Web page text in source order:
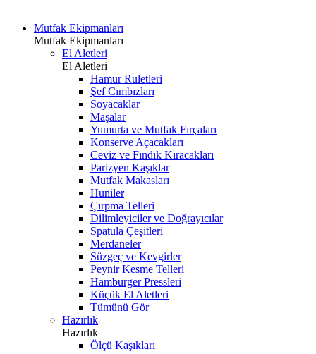
Mutfak Ekipmanları
Mutfak Ekipmanları
El Aletleri
El Aletleri
Hamur Ruletleri
Şef Cımbızları
Soyacaklar
Maşalar
Yumurta ve Mutfak Fırçaları
Konserve Açacakları
Ceviz ve Fındık Kıracakları
Parizyen Kaşıklar
Mutfak Makasları
Huniler
Çırpma Telleri
Dilimleyiciler ve Doğrayıcılar
Spatula Çeşitleri
Merdaneler
Süzgeç ve Kevgirler
Peynir Kesme Telleri
Hamburger Pressleri
Küçük El Aletleri
Tümünü Gör
Hazırlık
Hazırlık
Ölçü Kaşıkları